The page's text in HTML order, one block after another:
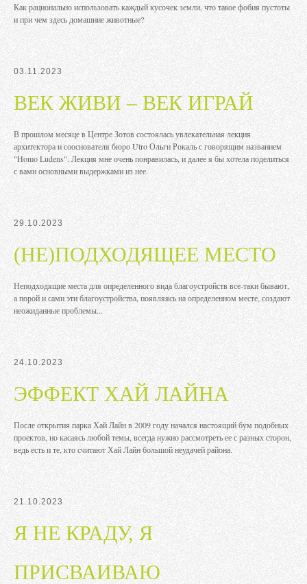
Как рационально использовать каждый кусочек земли, что такое фобия пустоты
и при чем здесь домашние животные?
03.11.2023
ВЕК ЖИВИ – ВЕК ИГРАЙ
В прошлом месяце в Центре Зотов состоялась увлекательная лекция
архитектора и сооснователя бюро Utro Ольги Рокаль с говорящим названием
"Homo Ludens". Лекция мне очень понравилась, и далее я бы хотела поделиться
с вами основными выдержками из нее.
29.10.2023
(НЕ)ПОДХОДЯЩЕЕ МЕСТО
Неподходящие места для определенного вида благоустройств все-таки бывают,
а порой и сами эти благоустройства, появляясь на определенном месте, создают
неожиданные проблемы...
24.10.2023
ЭФФЕКТ ХАЙ ЛАЙНА
После открытия парка Хай Лайн в 2009 году начался настоящий бум подобных
проектов, но касаясь любой темы, всегда нужно рассмотреть ее с разных сторон,
ведь есть и те, кто считают Хай Лайн большой неудачей района.
21.10.2023
Я НЕ КРАДУ, Я
ПРИСВАИВАЮ